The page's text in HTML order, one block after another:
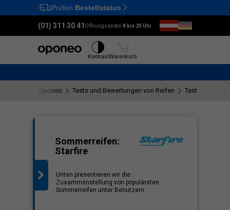
Ctrl M
Prüfen Bestellstatus
(01) 311 30 41 Öffnungszeiten:8 bis 20 Uhr
KontrastWarenkorb
Oponeo Tests und Bewertungen von Reifen Tests der
Sommerreifen:
Starfire
Unten presentieren wir die
Zusammenstellung von populärsten
Sommerreifen unter Benutzern